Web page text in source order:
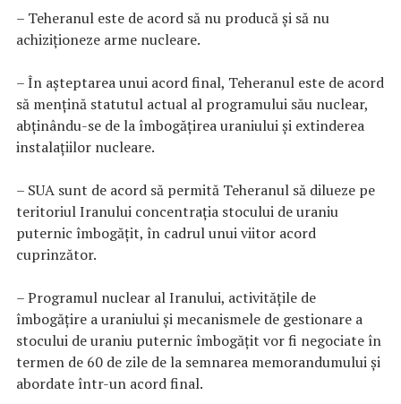
– Teheranul este de acord să nu producă şi să nu
achiziţioneze arme nucleare.
– În aşteptarea unui acord final, Teheranul este de acord
să menţină statutul actual al programului său nuclear,
abţinându-se de la îmbogăţirea uraniului şi extinderea
instalaţiilor nucleare.
– SUA sunt de acord să permită Teheranul să dilueze pe
teritoriul Iranului concentraţia stocului de uraniu
puternic îmbogăţit, în cadrul unui viitor acord
cuprinzător.
– Programul nuclear al Iranului, activităţile de
îmbogăţire a uraniului şi mecanismele de gestionare a
stocului de uraniu puternic îmbogăţit vor fi negociate în
termen de 60 de zile de la semnarea memorandumului şi
abordate într-un acord final.